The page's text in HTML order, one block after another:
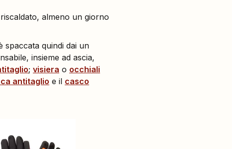
almeno un giorno
spaccata quindi dai un
insieme ad ascia,
; visiera o occhiali
antitaglio e il casco